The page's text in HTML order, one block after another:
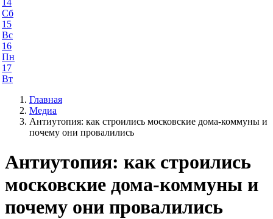
14
Сб
15
Вс
16
Пн
17
Вт
Главная
Медиа
Антиутопия: как строились московские дома-коммуны и
почему они провалились
Антиутопия: как строились
московские дома-коммуны и
почему они провалились